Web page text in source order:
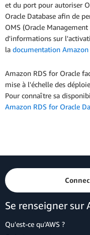
et du port pour autoriser
Oracle Database afin de
OMS (Oracle
d'informations sur
la documentation Amazon
Amazon RDS for Oracle
mise à l'échelle des
Pour connaître sa
Amazon RDS for Oracle
Se renseigner sur
Qu'est-ce qu'AWS ?